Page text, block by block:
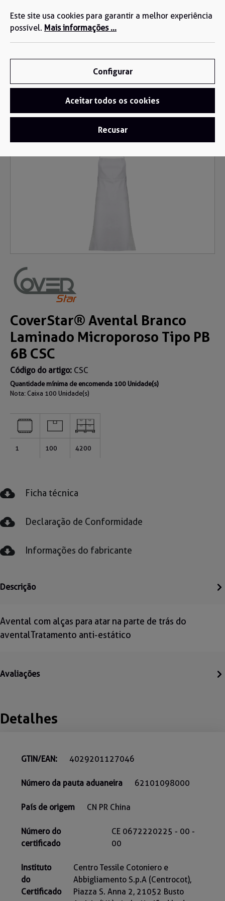
principal
Roupa descartável / Aventais Descartáveis
CoverStar® Avental Branco
Laminado Microporoso Tipo PB
6B CSC
Código do artigo: CSC
Quantidade mínima de encomenda 100 Unidade(s)
Nota: Caixa 100 Unidade(s)
1 100 4200
Ficha técnica
Declaração de Conformidade
Informações do fabricante
Descrição
Avental com alças para atar na parte de trás do
aventalTratamento anti-estático
Avaliações
Detalhes
GTIN/EAN: 4029201127046
Número da pauta aduaneira 62101098000
País de origem CN PR China
Número do
certificado
CE 0672220225 - 00 -
00
Instituto
do
Certificado
Centro Tessile Cotoniero e
Abbigliamento S.p.A (Centrocot),
Piazza S. Anna 2, 21052 Busto
Este site usa cookies para garantir a melhor experiência
possível. Mais informações ...
Configurar
Aceitar todos os cookies
Recusar